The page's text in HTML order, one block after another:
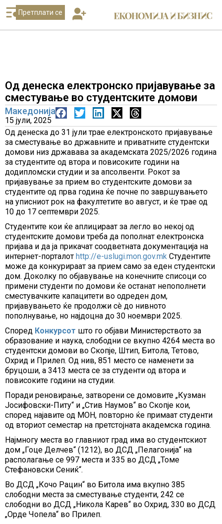
Претплати се
Од денеска електронско пријавување за
сместување во студентските домови
Македонија
15 јули, 2025
Од денеска до 31 јули трае електронското пријавување
за сместување во државните и приватните студентски
домови низ државава за академската 2025/2026 година
за студентите од втора и повисоките години на
додипломски студии и за апсолвенти. Рокот за
пријавување за прием во студентските домови за
студентите од прва година ќе почне по завршувањето
на уписниот рок на факултетите во август, и ќе трае од
10 до 17 септември 2025.
Студентите кои ќе аплицираат за легло во некој од
студентските домови треба да пополнат електронска
пријава и да ја прикачат соодветната документација на
интернет-порталот http://e-uslugi.mon.gov.mk Студентите
може да конкурираат за прием само за еден студентски
дом. Доколку по објавување на конечните списоци со
примени студенти по домови ќе останат непополнети
сместувачките капацитети во одреден дом,
пријавувањето ќе продолжи сè до нивното
пополнување, но најдоцна до 30 ноември 2025.
Според Конкурсот што го објави Министерството за
образование и наука, слободни се вкупно 4264 места во
студентски домови во Скопје, Штип, Битола, Тетово,
Охрид и Прилеп. Од нив, 851 место се наменети за
бруцоши, а 3413 места се за студенти од втора и
повисоките години на студии.
Поради реновирање, затворени се домовите „Кузман
Јосифовски-Питу“ и „Стив Наумов“ во Скопје кои,
според најавите од МОН, повторно ќе примаат студенти
од вториот семестар на претстојната академска година.
Најмногу места во главниот град има во студентскиот
дом „Гоце Делчев“ (1212), во ДСД „Пелагонија“ на
располагање се 997 места и 335 во ДСД „Томе
Стефановски Сениќ“.
Во ДСД „Кочо Рацин“ во Битола има вкупно 385
слободни места за сместување студенти, 242 се
слободни во ДСД „Никола Карев“ во Охрид, 330 во ДСД
„Орде Чопела“ во Прилеп.